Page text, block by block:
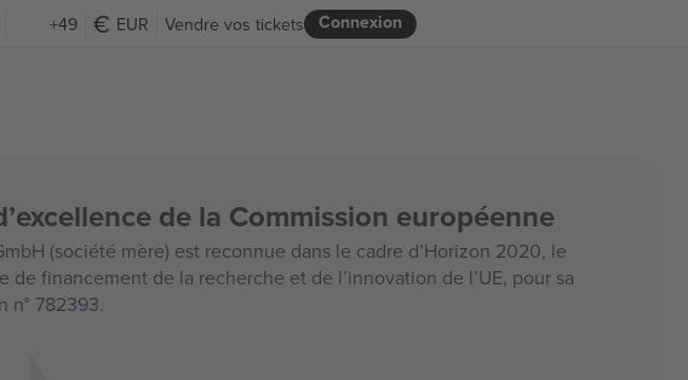
+49 EUR Connexion
Vendre vos tickets
de la Commission européenne
(société mère) est reconnue dans le cadre d’Horizon 2020, le
de financement de la recherche et de l’innovation de l’UE, pour sa
n° 782393.